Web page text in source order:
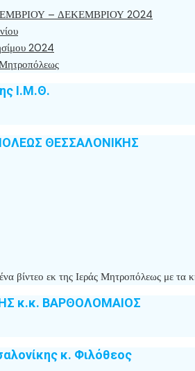
– ΔΕΚΕΜΒΡΙΟΥ 2024
2024
Ι.Μ.Θ.
ΘΕΣΣΑΛΟΝΙΚΗΣ
βίντεο εκ της Ιεράς Μητροπόλεως με
κ.κ. ΒΑΡΘΟΛΟΜΑΙΟΣ
κ. Φιλόθεος